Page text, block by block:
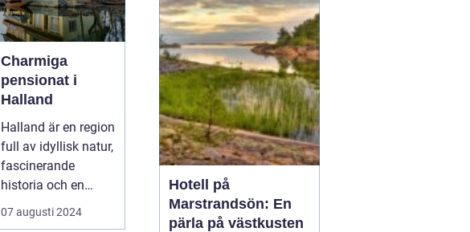
Charmiga
pensionat i
Halland
Halland är en region
full av idyllisk natur,
fascinerande
historia och en
lockande kustlinje.
07 augusti 2024
Hotell på
Marstrandsön: En
pärla på västkusten